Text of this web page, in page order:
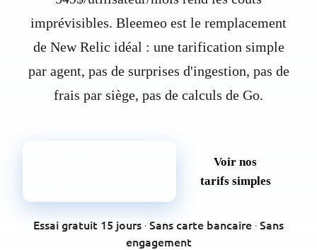
imprévisibles. Bleemeo est le remplacement
de New Relic idéal : une tarification simple
par agent, pas de surprises d'ingestion, pas de
frais par siège, pas de calculs de Go.
Voir nos
tarifs simples
Essai gratuit 15 jours·Sans carte bancaire·Sans
engagement